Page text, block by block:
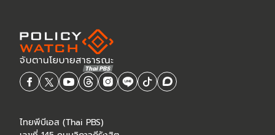
ไทยพีบีเอส (Thai PBS)